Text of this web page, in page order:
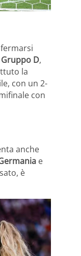
Gruppo D,
la
con un 2-
con
anche
e
è